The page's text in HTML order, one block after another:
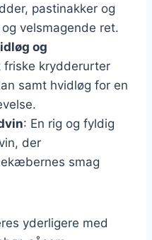
pastinakker og
velsmagende ret.
og
krydderurter
samt hvidløg for en
: En rig og fyldig
der
smag
yderligere med